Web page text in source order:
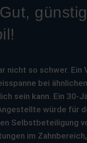
nicht so schwer. Ein
bei
sein kann. Ein 30-
würde für
Selbstbeteiligung
im Zahnbereich,